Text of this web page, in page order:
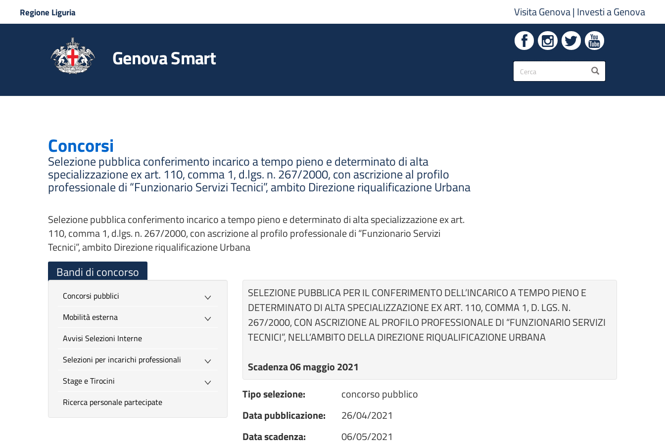
Regione Liguria Visita Genova| Investi a Genova
Genova Smart
Form
di
ricerca
CERCA
Concorsi
Selezione pubblica conferimento incarico a tempo pieno e determinato di alta
specializzazione ex art. 110, comma 1, d.lgs. n. 267/2000, con ascrizione al profilo
professionale di “Funzionario Servizi Tecnici”, ambito Direzione riqualificazione Urbana
Selezione pubblica conferimento incarico a tempo pieno e determinato di alta specializzazione ex art.
110, comma 1, d.lgs. n. 267/2000, con ascrizione al profilo professionale di “Funzionario Servizi
Tecnici”, ambito Direzione riqualificazione Urbana
Bandi di concorso
SELEZIONE PUBBLICA PER IL CONFERIMENTO DELL’INCARICO A TEMPO PIENO E
DETERMINATO DI ALTA SPECIALIZZAZIONE EX ART. 110, COMMA 1, D. LGS. N.
267/2000, CON ASCRIZIONE AL PROFILO PROFESSIONALE DI “FUNZIONARIO SERVIZI
TECNICI”, NELL’AMBITO DELLA DIREZIONE RIQUALIFICAZIONE URBANA
Scadenza 06 maggio 2021
Tipo selezione:
concorso pubblico
Data pubblicazione:
26/04/2021
Data scadenza:
06/05/2021
Concorsi pubblici
Mobilità esterna
Avvisi Selezioni Interne
Selezioni per incarichi professionali
Stage e Tirocini
Ricerca personale partecipate